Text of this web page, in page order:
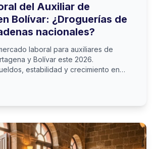
del Auxiliar de
Bolívar: ¿Droguerías de
nacionales?
laboral para auxiliares de
y Bolívar este 2026.
estabilidad y crecimiento en